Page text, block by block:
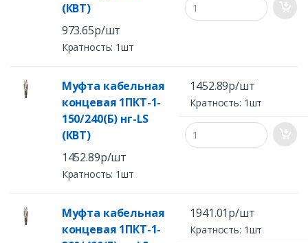
(КВТ)
973.65р/шт
Кратность: 1шт
Муфта кабельная
концевая 1ПКТ-1-
150/240(Б) нг-LS
(КВТ)
1452.89р/шт
Кратность: 1шт
1452.89р/шт
Кратность: 1шт
Муфта кабельная
концевая 1ПКТ-1-
1941.01р/шт
Кратность: 1шт